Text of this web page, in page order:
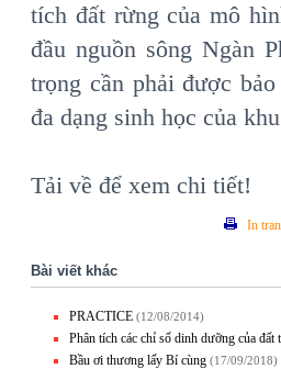
tích đất rừng của mô
đầu nguồn sông Ngàn
trọng cần phải được
đa dạng sinh học của
Tải về để xem chi tiết!
In
Bài viết khác
PRACTICE (12/08/2014)
Phân tích các chỉ số dinh dưỡng của
Bầu ơi thương lấy Bí cùng (17/09/2018)